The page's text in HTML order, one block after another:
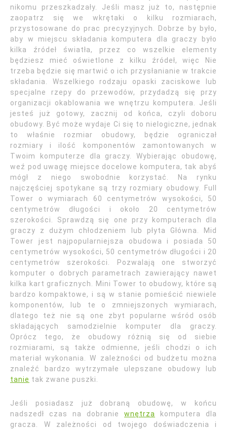
nikomu przeszkadzały. Jeśli masz już to, następnie
zaopatrz się we wkrętaki o kilku rozmiarach,
przystosowane do prac precyzyjnych. Dobrze by było,
aby w miejscu składania komputera dla graczy było
kilka źródeł światła, przez co wszelkie elementy
będziesz mieć oświetlone z kilku źródeł, więc Nie
trzeba będzie się martwić o ich przysłanianie w trakcie
składania. Wszelkiego rodzaju opaski zaciskowe lub
specjalne rzepy do przewodów, przydadzą się przy
organizacji okablowania we wnętrzu komputera. Jeśli
jesteś już gotowy, zacznij od końca, czyli doboru
obudowy. Być może wydaje Ci się to nielogiczne, jednak
to właśnie rozmiar obudowy, będzie ograniczał
rozmiary i ilość komponentów zamontowanych w
Twoim komputerze dla graczy. Wybierając obudowę,
weź pod uwagę miejsce docelowe komputera, tak abyś
mógł z niego swobodnie korzystać. Na rynku
najczęściej spotykane są trzy rozmiary obudowy. Full
Tower o wymiarach 60 centymetrów wysokości, 50
centymetrów długości i około 20 centymetrów
szerokości. Sprawdzą się one przy komputerach dla
graczy z dużym chłodzeniem lub płyta Główna. Mid
Tower jest najpopularniejsza obudowa i posiada 50
centymetrów wysokości, 50 centymetrów długości i 20
centymetrów szerokości. Pozwalają one stworzyć
komputer o dobrych parametrach zawierający nawet
kilka kart graficznych. Mini Tower to obudowy, które są
bardzo kompaktowe, i są w stanie pomieścić niewiele
komponentów, lub te o zmniejszonych wymiarach,
dlatego też nie są one zbyt popularne wśród osób
składających samodzielnie komputer dla graczy.
Oprócz tego, że obudowy różnią się od siebie
rozmiarami, są także odmienne, jeśli chodzi o ich
materiał wykonania. W zależności od budżetu można
znaleźć bardzo wytrzymałe ulepszane obudowy lub
tanie tak zwane puszki.
Jeśli posiadasz już dobraną obudowę, w końcu
nadszedł czas na dobranie wnętrza
komputera dla
gracza. W zależności od twojego doświadczenia i